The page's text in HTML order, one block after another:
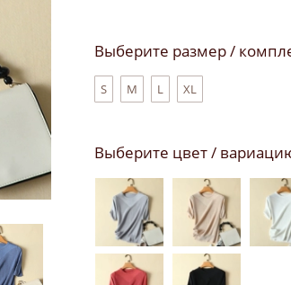
Выберите размер /
S M L XL
Выберите цвет /